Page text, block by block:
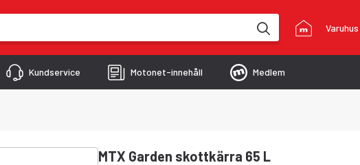
Varuhus
Kundservice Motonet-innehåll Medlem
MTX Garden skottkärra 65 L